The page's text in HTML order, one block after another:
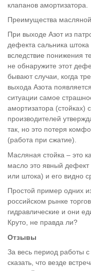
клапанов амортизатора.
Преимущества масляной
При выходе Азот из
дефекта сальника
вследствие понижения
не обнаружите этот
бывают случаи, когда
выхода Азота
ситуации самое
амортизатора (стойках)
производителей
так, но это потеря
(работа при сжатие).
Масляная стойка – это
масло это явный
или штока) и его видно
Простой пример одних
российском рынке
гидравлические и они
Круто, не правда ли?
Отзывы
За весь период работы
сказать, что везде